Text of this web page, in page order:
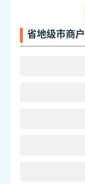
省地级市商